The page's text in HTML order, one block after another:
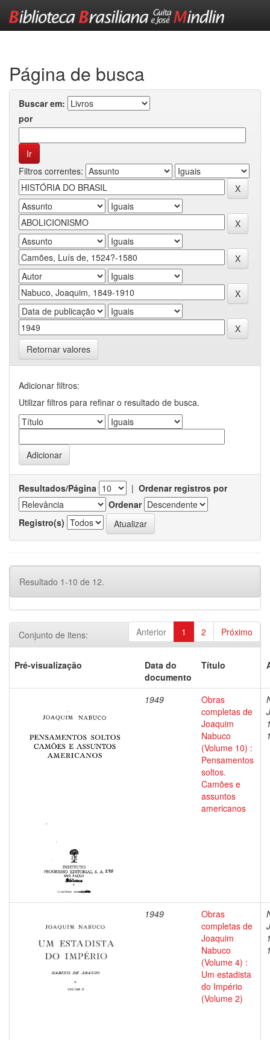
Página de busca
Buscar em:
por
Filtros correntes:
Retornar valores
Adicionar filtros:
Utilizar filtros para refinar o resultado de busca.
Resultados/Página | Ordenar registros por
Ordenar
Registro(s)
Resultado 1-10 de 12.
Anterior 1 2 Próximo
Conjunto de itens:
Pré-visualização
Data do
documento
Título
1949
Obras
completas de
Joaquim
Nabuco
(Volume 10) :
Pensamentos
soltos.
Camões e
assuntos
americanos
1949
Obras
completas de
Joaquim
Nabuco
(Volume 4) :
Um estadista
do Império
(Volume 2)